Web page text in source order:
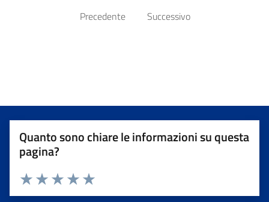
Precedente
Successivo
Quanto sono chiare le informazioni su questa
pagina?
Valuta da 1 a 5 stelle la pagina
Valuta 5 stelle su 5
Valuta 4 stelle su 5
Valuta 3 stelle su 5
Valuta 2 stelle su 5
Valuta 1 stelle su 5